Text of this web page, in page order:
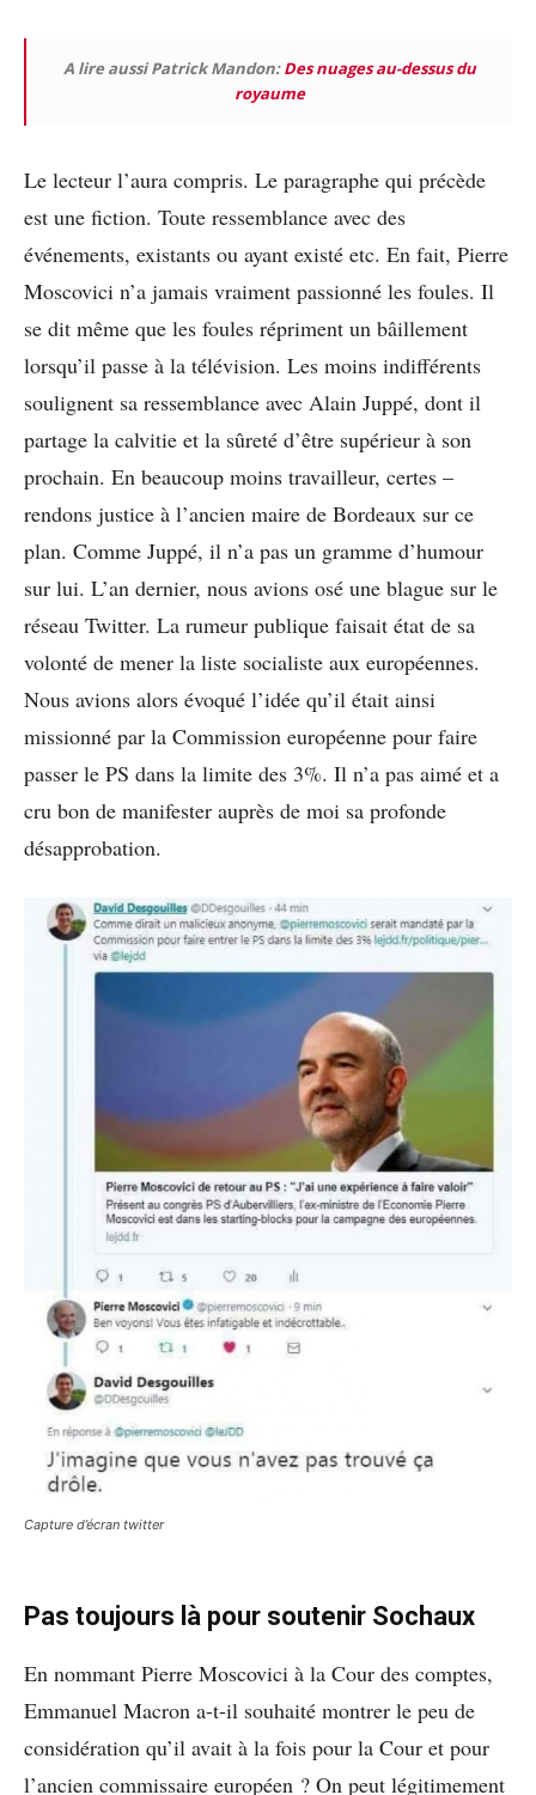
A lire aussi Patrick Mandon:Des nuages au-dessus du
royaume
Le lecteur l’aura compris. Le paragraphe qui précède
est une fiction. Toute ressemblance avec des
événements, existants ou ayant existé etc. En fait, Pierre
Moscovici n’a jamais vraiment passionné les foules. Il
se dit même que les foules répriment un bâillement
lorsqu’il passe à la télévision. Les moins indifférents
soulignent sa ressemblance avec Alain Juppé, dont il
partage la calvitie et la sûreté d’être supérieur à son
prochain. En beaucoup moins travailleur, certes –
rendons justice à l’ancien maire de Bordeaux sur ce
plan. Comme Juppé, il n’a pas un gramme d’humour
sur lui. L’an dernier, nous avions osé une blague sur le
réseau Twitter. La rumeur publique faisait état de sa
volonté de mener la liste socialiste aux européennes.
Nous avions alors évoqué l’idée qu’il était ainsi
missionné par la Commission européenne pour faire
passer le PS dans la limite des 3%. Il n’a pas aimé et a
cru bon de manifester auprès de moi sa profonde
désapprobation.
Capture d’écran twitter
Pas toujours là pour soutenir Sochaux
En nommant Pierre Moscovici à la Cour des comptes,
Emmanuel Macron a-t-il souhaité montrer le peu de
considération qu’il avait à la fois pour la Cour et pour
l’ancien commissaire européen ? On peut légitimement